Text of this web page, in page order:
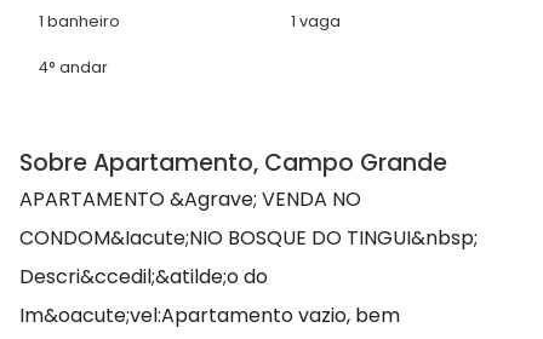
1 banheiro 1 vaga
4° andar
Sobre Apartamento, Campo Grande
APARTAMENTO &Agrave; VENDA NO
CONDOM&Iacute;NIO BOSQUE DO TINGUI&nbsp;
Descri&ccedil;&atilde;o do
Im&oacute;vel:Apartamento vazio, bem